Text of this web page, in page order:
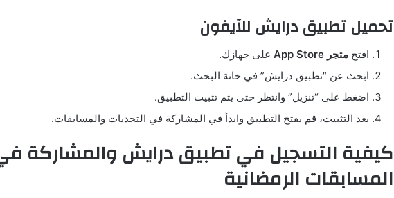
تحميل تطبيق درايش للآيفون
افتح متجر App Store
على جهازك.
ابحث عن “تطبيق درايش” في خانة البحث.
اضغط على “تنزيل” وانتظر حتى يتم تثبيت التطبيق.
بعد التثبيت، قم بفتح التطبيق وابدأ في المشاركة في التحديات والمسابقات.
كيفية التسجيل في تطبيق درايش والمشاركة
المسابقات الرمضانية